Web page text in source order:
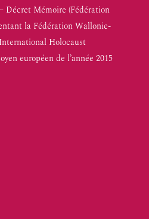
Décret Mémoire (Fédération
la Fédération Wallonie-
Holocaust
européen de l’année 2015